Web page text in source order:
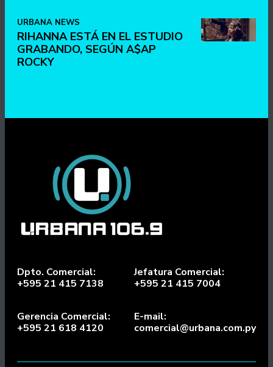
URBANA NEWS
RIHANNA ESTÁ EN EL ESTUDIO
GRABANDO, SEGÚN A$AP
ROCKY
Dpto. Comercial:
+595 21 415 7138
Jefatura Comercial:
+595 21 415 7004
Gerencia Comercial:
+595 21 618 4120
E-mail:
comercial@urbana.com.py